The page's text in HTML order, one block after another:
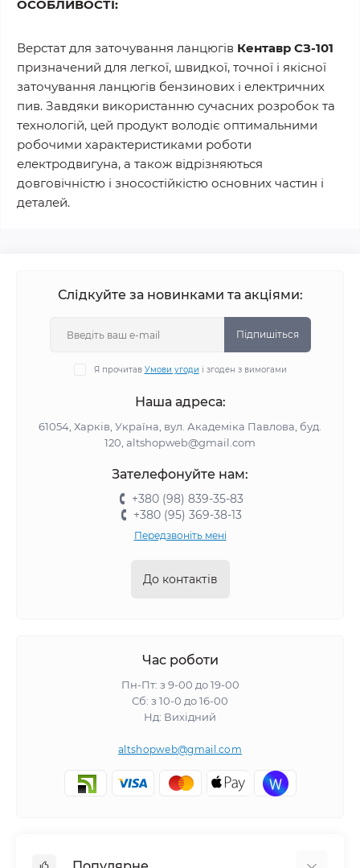
ОСОБЛИВОСТІ:
Верстат для заточування ланцюгів Кентавр СЗ-101
призначений для легкої, швидкої, точної і якісної
заточування ланцюгів бензинових і електричних
пив. Завдяки використанню сучасних розробок та
технологій, цей продукт володіє оптимальними
робочими характеристиками роботи
електродвигуна, а також відрізняються
довговічністю і зносостійкістю основних частин і
деталей.
Слідкуйте за новинками та акціями:
Підпишіться
Я прочитав Умови угоди і згоден з вимогами
Наша адреса:
61054, Харків, Україна, вул. Академіка Павлова, буд.
120, altshopweb@gmail.com
Зателефонуйте нам:
+380 (98) 839-35-83
+380 (95) 369-38-13
Передзвоніть мені
До контактів
Час роботи
Пн-Пт: з 9-00 до 19-00
Сб: з 10-0 до 16-00
Нд: Вихідний
altshopweb@gmail.com